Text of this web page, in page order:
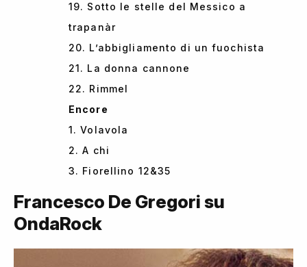
19. Sotto le stelle del Messico a
trapanàr
20. L’abbigliamento di un fuochista
21. La donna cannone
22. Rimmel
Encore
1. Volavola
2. A chi
3. Fiorellino 12&35
Francesco De Gregori su
OndaRock